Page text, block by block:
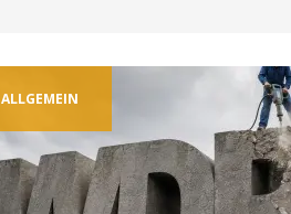
ALLGEMEIN